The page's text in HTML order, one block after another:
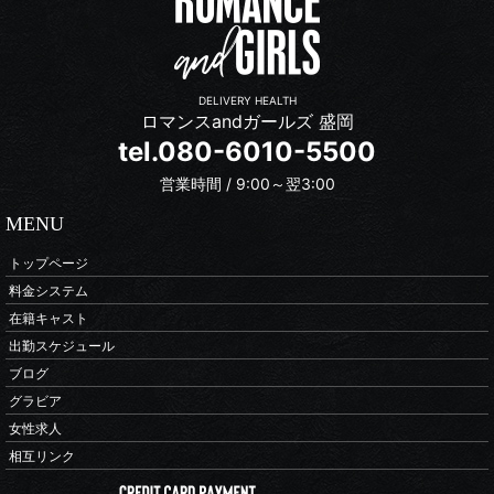
DELIVERY HEALTH
ロマンスandガールズ 盛岡
tel.080-6010-5500
営業時間 / 9:00～翌3:00
MENU
トップページ
料金システム
在籍キャスト
出勤スケジュール
ブログ
グラビア
女性求人
相互リンク